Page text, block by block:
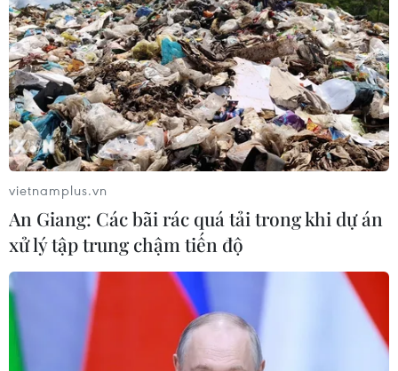
Tàu chở hàng của Thổ Nhĩ Kỳ bị tấn
công trên Biển Đen
04/08/2026 05:54
Vì sao Google khiến Mỹ và
EU đối đầu về chủ quyền số?
04/08/2026 04:13
Máy bay chở khách nội địa đầu tiên
của Nga hoàn tất chuyến bay thử
nghiệm
04/08/2026 01:25
vietnamplus.vn
An Giang: Các bãi rác quá tải trong khi dự án
xử lý tập trung chậm tiến độ